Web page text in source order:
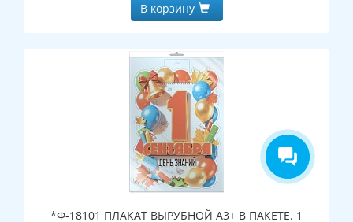
В корзину
*Ф-18101 ПЛАКАТ ВЫРУБНОЙ А3+ В ПАКЕТЕ. 1